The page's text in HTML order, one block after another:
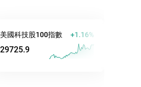
技股100指數 +1.16%